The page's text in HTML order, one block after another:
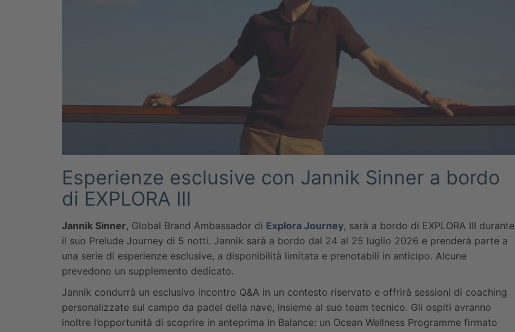
Esperienze esclusive con Jannik Sinner a bordo
di EXPLORA III
Jannik Sinner, Global Brand Ambassador di Explora Journey, sarà a bordo di EXPLORA III durante
il suo Prelude Journey di 5 notti. Jannik sarà a bordo dal 24 al 25 luglio 2026 e prenderà parte a
una serie di esperienze esclusive, a disponibilità limitata e prenotabili in anticipo. Alcune
prevedono un supplemento dedicato.
Jannik condurrà un esclusivo incontro Q&A in un contesto riservato e offrirà sessioni di coaching
personalizzate sul campo da padel della nave, insieme al suo team tecnico. Gli ospiti avranno
inoltre l’opportunità di scoprire in anteprima In Balance: un Ocean Wellness Programme firmato